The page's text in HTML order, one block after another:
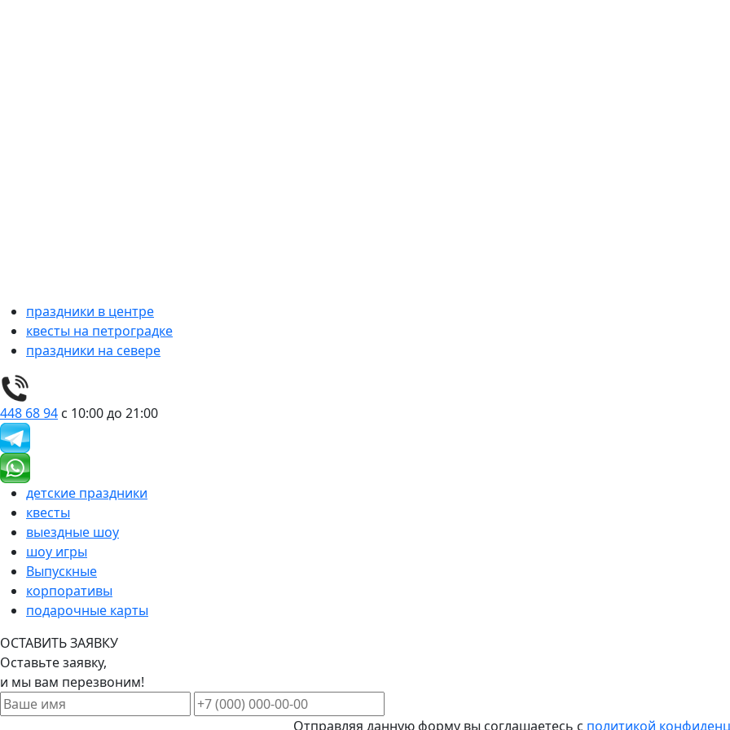
праздники в центре
квесты на петроградке
праздники на севере
448 68 94 с 10:00 до 21:00
детские праздники
квесты
выездные шоу
шоу игры
Выпускные
корпоративы
подарочные карты
ОСТАВИТЬ ЗАЯВКУ
Оставьте заявку,
и мы вам перезвоним!
Отправляя данную форму вы соглашаетесь с политикой